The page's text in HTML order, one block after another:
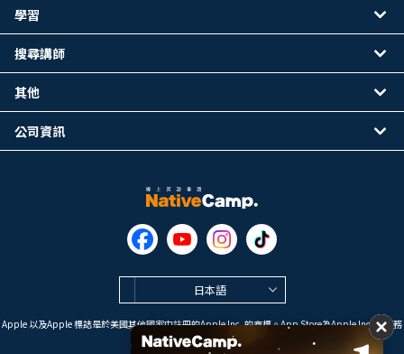
日本語
Apple 以及Apple 標誌是於美國其他國家中註冊的Apple Inc. 的商標。App Store為Apple Inc. 的服務
標誌。
學習
搜尋講師
其他
公司資訊